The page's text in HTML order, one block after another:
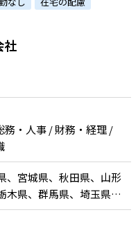
社
務・人事 / 財務・経理 /
、宮城県、秋田県、山形
木県、群馬県、埼玉県、
県、新潟県、富山県、石
野県、岐阜県、静岡